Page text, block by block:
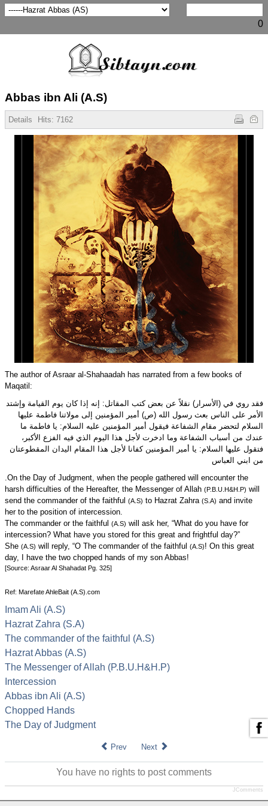
0
Abbas ibn Ali (A.S)
Details Hits: 7162
The author of Asraar al-Shahaadah has narrated from a few books of
Maqatil:
فقد روي في (الأسرار) نقلاً عن بعض كتب المقاتل: إنه إذا كان يوم القيامة وإشتد
الأمر على الناس بعث رسول الله (ص) أمير المؤمنين إلى مولاتنا فاطمة عليها
السلام لتحضر مقام الشفاعة فيقول أمير المؤمنين عليه السلام: يا فاطمة ما
عندك من أسباب الشفاعة وما ادخرت لأجل هذا اليوم الذي فيه الفزع الأكبر،
فتقول عليها السلام: يا أمير المؤمنين كفانا لأجل هذا المقام اليدان المقطوعتان
من ابني العباس
.On the Day of Judgment, when the people gathered will encounter the
harsh difficulties of the Hereafter, the Messenger of Allah (P.B.U.H&H.P) will
send the commander of the faithful (A.S) to Hazrat Zahra (S.A) and invite
her to the position of intercession.
The commander or the faithful (A.S) will ask her, “What do you have for
intercession? What have you stored for this great and frightful day?”
She (A.S) will reply, “O The commander of the faithful (A.S)! On this great
day, I have the two chopped hands of my son Abbas!
[Source: Asraar Al Shahadat Pg. 325]
Ref: Marefate AhleBait (A.S).com
Imam Ali (A.S)
Hazrat Zahra (S.A)
The commander of the faithful (A.S)
Hazrat Abbas (A.S)
The Messenger of Allah (P.B.U.H&H.P)
Intercession
Abbas ibn Ali (A.S)
Chopped Hands
The Day of Judgment
Prev Next
You have no rights to post comments
JComments